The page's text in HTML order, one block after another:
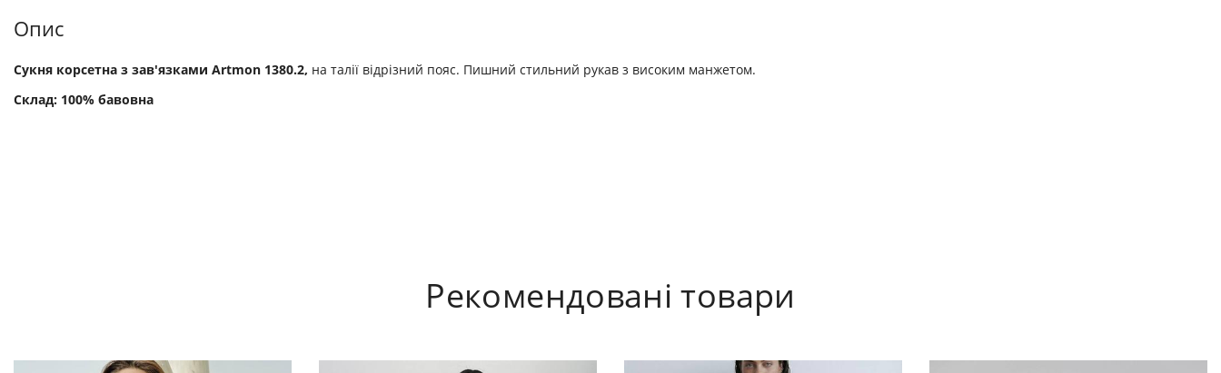
Опис
Сукня корсетна з зав'язками Artmon 1380.2, на талії відрізний пояс. Пишний стильний рукав з високим манжетом.
Склад: 100% бавовна
Рекомендовані товари